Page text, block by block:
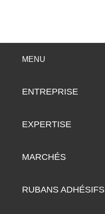
MENU
ENTREPRISE
EXPERTISE
MARCHÉS
RUBANS ADHÉSIFS